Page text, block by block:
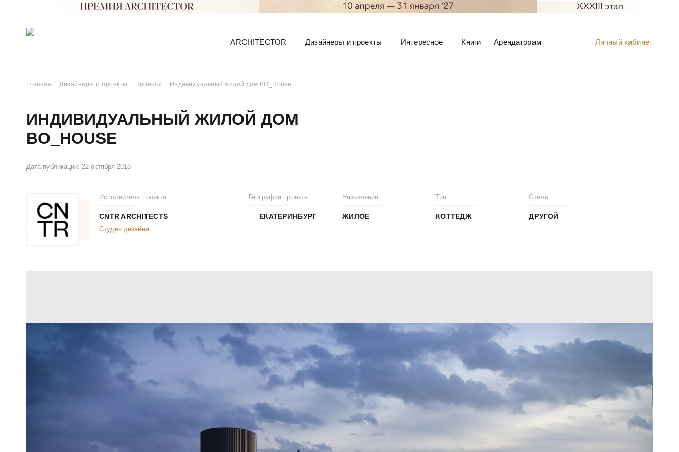
Личный кабинет
ARCHITECTOR Дизайнеры и проекты Интересное Книги Арендаторам
Главная Дизайнеры и проекты Проекты Индивидуальный жилой дом BO_House
ИНДИВИДУАЛЬНЫЙ ЖИЛОЙ ДОМ
BO_HOUSE
Дата публикации: 22 октября 2018
Исполнитель проекта
CNTR ARCHITECTS
Студия дизайна
География проекта
ЕКАТЕРИНБУРГ
Назначение
ЖИЛОЕ
Тип
КОТТЕДЖ
Стиль
ДРУГОЙ